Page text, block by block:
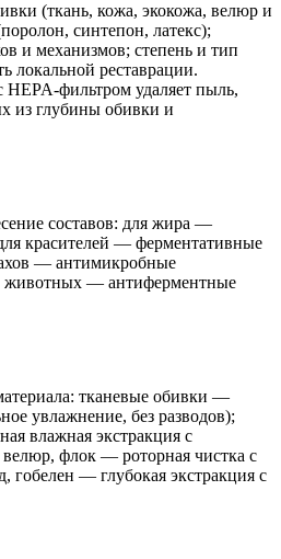
(ткань, кожа, экокожа, велюр и
синтепон, латекс);
и механизмов; степень и тип
локальной реставрации.
удаляет пыль,
из глубины обивки и
составов: для жира —
красителей — ферментативные
— антимикробные
животных — антиферментные
тканевые обивки —
увлажнение, без разводов);
влажная экстракция с
флок — роторная чистка с
гобелен — глубокая экстракция с